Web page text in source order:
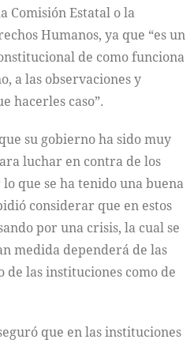
Comisión Estatal o la
Humanos, ya que “es un
de como funciona
a las observaciones y
hacerles caso”.
su gobierno ha sido muy
luchar en contra de los
que se ha tenido una buena
considerar que en estos
por una crisis, la cual se
medida dependerá de las
de las instituciones como de
que en las instituciones